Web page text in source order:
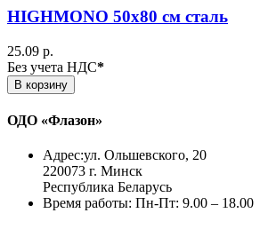
HIGHMONO 50х80 см сталь
25.09 р.
Без учета НДС*
В корзину
ОДО «Флазон»
Адрес:ул. Ольшевского, 20
220073 г. Минск
Республика Беларусь
Время работы: Пн-Пт: 9.00 – 18.00